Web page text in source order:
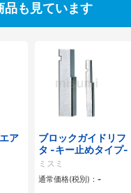
品も見ています
ア
ブロックガイドリフ
タ -キー止めタイプ-
ミスミ
通常価格(税別)： -